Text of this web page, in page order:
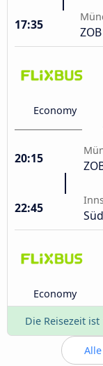
17:35 ZOB
Economy
20:15
22:45
Economy
Die Reisezeit